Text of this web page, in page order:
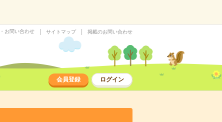
お問い合わせ サイトマップ 掲載のお問い合わせ
会員登録 ログイン